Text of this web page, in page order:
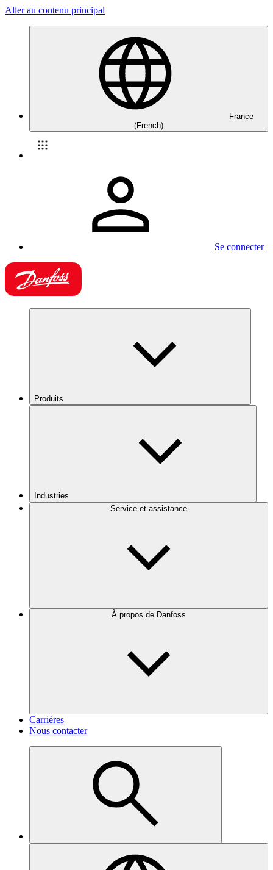
Aller au contenu principal
France
(French)
Se connecter
Produits
Industries
Service et assistance
À propos de Danfoss
Carrières
Nous contacter